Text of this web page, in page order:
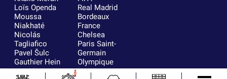
Loïs Openda
Moussa
Niakhaté
Nicolás
Tagliafico
Pavel Šulc
Gauthier Hein
Lionel Messi
Real Madrid
Bordeaux
France
Chelsea
Paris Saint-
Germain
Olympique
lyonnais
1